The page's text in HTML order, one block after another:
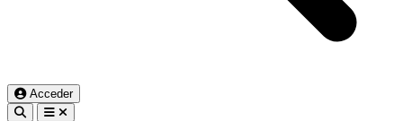
Acceder